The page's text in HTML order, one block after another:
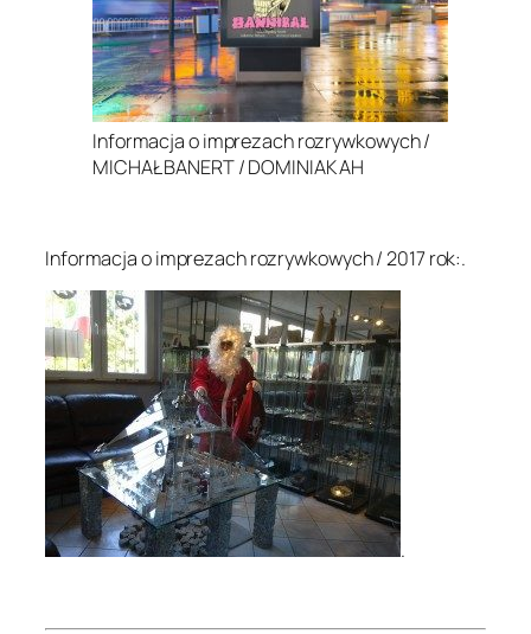
Informacja o imprezach rozrywkowych /
MICHAŁ BANERT / DOMINIAK AH
Informacja o imprezach rozrywkowych / 2017 rok:.
.